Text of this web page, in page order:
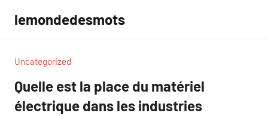
contenu
lemondedesmots
Uncategorized
Quelle est la place du matériel
électrique dans les industries